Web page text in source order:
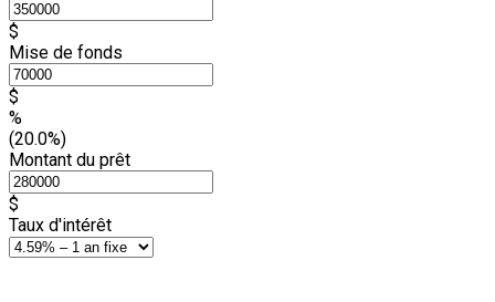
$
Mise de fonds
$
%
(20.0%)
Montant du prêt
$
Taux d'intérêt